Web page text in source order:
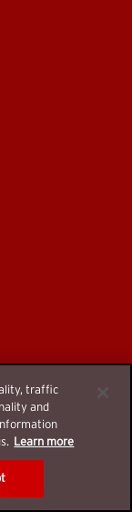
traffic
and
Learn more